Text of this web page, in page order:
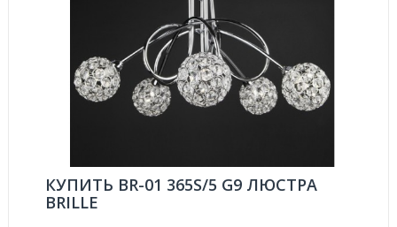
КУПИТЬ BR-01 365S/5 G9 ЛЮСТРА
BRILLE